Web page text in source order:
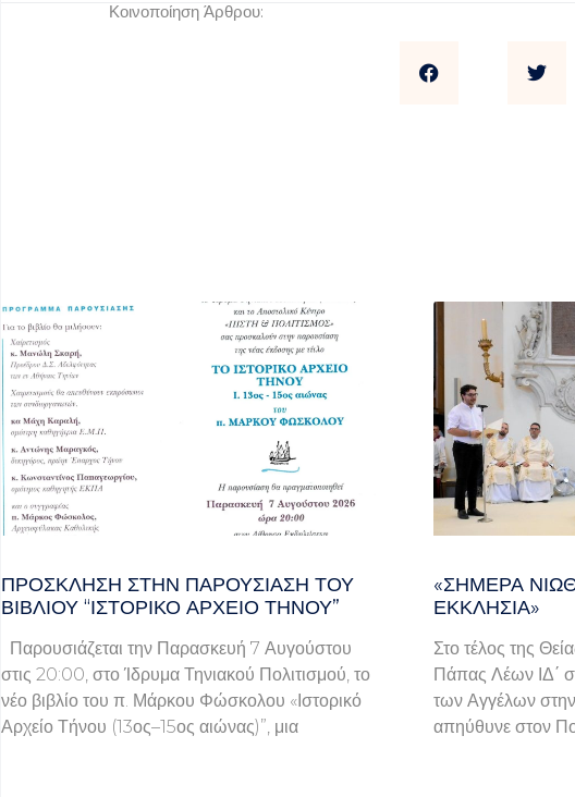
Κοινοποίηση Άρθρου:
ΠΡΌΣΚΛΗΣΗ ΣΤΗΝ ΠΑΡΟΥΣΊΑΣΗ ΤΟΥ
ΒΙΒΛΊΟΥ “ΙΣΤΟΡΙΚΌ ΑΡΧΕΊΟ ΤΉΝΟΥ”
Παρουσιάζεται την Παρασκευή 7 Αυγούστου
στις 20:00, στο Ίδρυμα Τηνιακού Πολιτισμού, το
νέο βιβλίο του π. Μάρκου Φώσκολου «Ιστορικό
Αρχείο Τήνου (13ος–15ος αιώνας)”, μια
«ΣΉΜΕΡΑ
ΕΚΚΛΗΣΊΑ»
Στο τέλος της
Πάπας Λέων ΙΔ΄
των Αγγέλων
απηύθυνε στον